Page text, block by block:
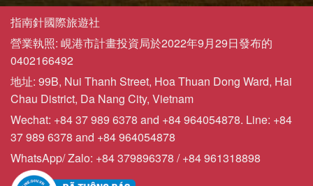
指南針國際旅遊社
營業執照: 峴港市計畫投資局於2022年9月29日發布的
0402166492
地址: 99B, Nui Thanh Street, Hoa Thuan Dong Ward, Hai
Chau District, Da Nang City, Vietnam
Wechat: +84 37 989 6378 and +84 964054878. Line: +84
37 989 6378 and +84 964054878
WhatsApp/ Zalo: +84 379896378 / +84 961318898